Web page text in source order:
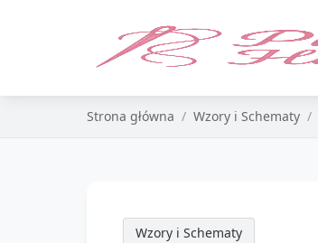
Strona główna Wzory i Schematy
Wzory i Schematy